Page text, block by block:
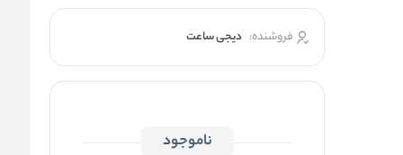
فروشنده: دیجی ساعت
ناموجود